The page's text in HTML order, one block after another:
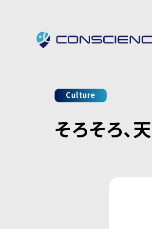
Culture
そろそろ、